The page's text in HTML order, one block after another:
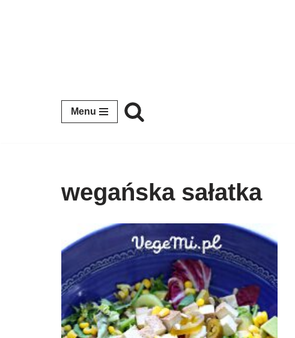
Menu
wegańska sałatka